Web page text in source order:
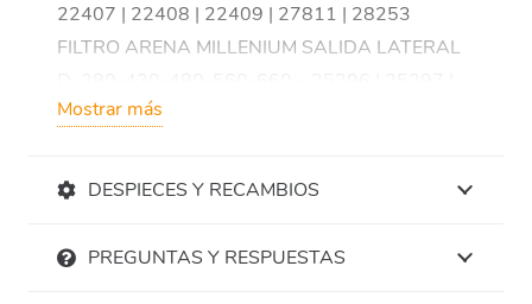
22407 | 22408 | 22409 | 27811 | 28253
FILTRO ARENA MILLENIUM SALIDA LATERAL
25298 | 27809 | 28252
15780 | 15781 | 22399
FILTRO CANTABRIC 400 500 600 – 15782 |
Mostrar más
DESPIECES Y RECAMBIOS
PREGUNTAS Y RESPUESTAS